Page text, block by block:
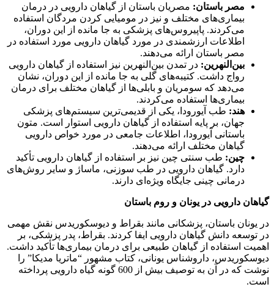
مصر باستان: مصریان باستان از گیاهان دارویی در درمان
بیماری‌های مختلف و نیز در مومیایی کردن مردگان استفاده
می‌کردند. پاپیروس‌های پزشکی به جا مانده از این دوران،
اطلاعات ارزشمندی در مورد گیاهان دارویی مورد استفاده در
مصر باستان ارائه می‌دهند.
بین‌النهرین: در تمدن بین‌النهرین نیز استفاده از گیاهان دارویی
رواج داشت. کتیبه‌های گلی به جا مانده از این دوران، نشان
می‌دهد که سومریان و بابلی‌ها از گیاهان مختلف برای درمان
بیماری‌ها استفاده می‌کردند.
هند: طب آیورودا، یکی از قدیمی‌ترین سیستم‌های پزشکی
جهان، بر پایه استفاده از گیاهان دارویی استوار است. متون
باستانی آیورودا، اطلاعات جامعی در مورد خواص دارویی
گیاهان مختلف ارائه می‌دهند.
چین: طب سنتی چین نیز بر استفاده از گیاهان دارویی تأکید
دارد. گیاهان دارویی در طب سوزنی، ماساژ و سایر روش‌های
درمانی چینی جایگاه ویژه‌ای دارند.
گیاهان دارویی در یونان و روم باستان
در یونان باستان، پزشکانی مانند بقراط و دیوسکوریدس نقش مهمی
در توسعه دانش گیاهان دارویی ایفا کردند. بقراط، پدر پزشکی، بر
اهمیت استفاده از گیاهان طبیعی برای درمان بیماری‌ها تأکید داشت.
دیوسکوریدس، داروشناس یونانی، کتاب مشهور “ماتریا مدیکا” را
نوشت که در آن به توصیف بیش از 600 گونه گیاه دارویی پرداخته
است.